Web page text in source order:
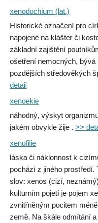
xenodochium (lat.)
Historické označení pro
napojené na klášter či
základní zajištění
ošetření nemocných, bývá
pozdějších středověkých
detail
xenoekie
náhodný, výskyt
jakém obvykle žije . >>
xenofilie
láska či náklonnost k
pochází z jiného
slov: xenos (cizí,
kulturním pojetí je pojem
zvnitřněným pocitem
země. Na škále odmítání